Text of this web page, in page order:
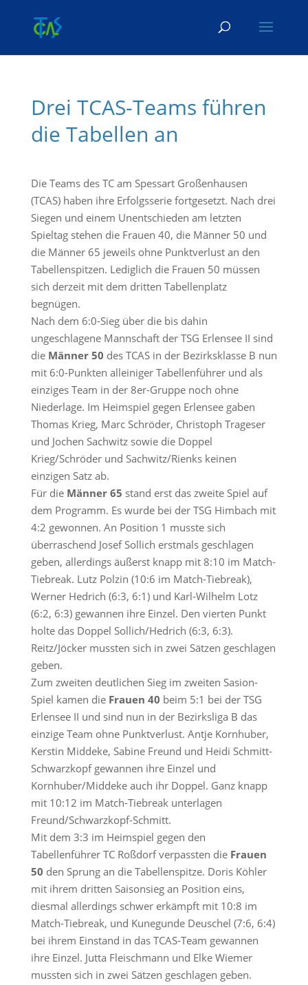
Skip To Content
Drei TCAS-Teams führen
die Tabellen an
Die Teams des TC am Spessart Großenhausen
(TCAS) haben ihre Erfolgsserie fortgesetzt. Nach drei
Siegen und einem Unentschieden am letzten
Spieltag stehen die Frauen 40, die Männer 50 und
die Männer 65 jeweils ohne Punktverlust an den
Tabellenspitzen. Lediglich die Frauen 50 müssen
sich derzeit mit dem dritten Tabellenplatz
begnügen.
Nach dem 6:0-Sieg über die bis dahin
ungeschlagene Mannschaft der TSG Erlensee II sind
dieMänner 50 des TCAS in der Bezirksklasse B nun
mit 6:0-Punkten alleiniger Tabellenführer und als
einziges Team in der 8er-Gruppe noch ohne
Niederlage. Im Heimspiel gegen Erlensee gaben
Thomas Krieg, Marc Schröder, Christoph Trageser
und Jochen Sachwitz sowie die Doppel
Krieg/Schröder und Sachwitz/Rienks keinen
einzigen Satz ab.
Für die Männer 65 stand erst das zweite Spiel auf
dem Programm. Es wurde bei der TSG Himbach mit
4:2 gewonnen. An Position 1 musste sich
überraschend Josef Sollich erstmals geschlagen
geben, allerdings äußerst knapp mit 8:10 im Match-
Tiebreak. Lutz Polzin (10:6 im Match-Tiebreak),
Werner Hedrich (6:3, 6:1) und Karl-Wilhelm Lotz
(6:2, 6:3) gewannen ihre Einzel. Den vierten Punkt
holte das Doppel Sollich/Hedrich (6:3, 6:3).
Reitz/Jöcker mussten sich in zwei Sätzen geschlagen
geben.
Zum zweiten deutlichen Sieg im zweiten Sasion-
Spiel kamen die Frauen 40 beim 5:1 bei der TSG
Erlensee II und sind nun in der Bezirksliga B das
einzige Team ohne Punktverlust. Antje Kornhuber,
Kerstin Middeke, Sabine Freund und Heidi Schmitt-
Schwarzkopf gewannen ihre Einzel und
Kornhuber/Middeke auch ihr Doppel. Ganz knapp
mit 10:12 im Match-Tiebreak unterlagen
Freund/Schwarzkopf-Schmitt.
Mit dem 3:3 im Heimspiel gegen den
Tabellenführer TC Roßdorf verpassten die Frauen
50 den Sprung an die Tabellenspitze. Doris Köhler
mit ihrem dritten Saisonsieg an Position eins,
diesmal allerdings schwer erkämpft mit 10:8 im
Match-Tiebreak, und Kunegunde Deuschel (7:6, 6:4)
bei ihrem Einstand in das TCAS-Team gewannen
ihre Einzel. Jutta Fleischmann und Elke Wiemer
mussten sich in zwei Sätzen geschlagen geben.